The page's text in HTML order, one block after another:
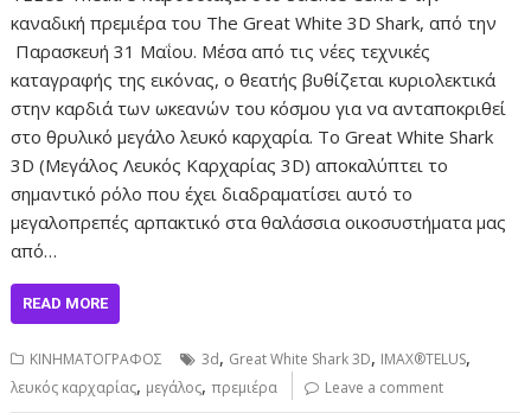
καναδική πρεμιέρα του The Great White 3D Shark, από την
Παρασκευή 31 Μαΐου. Μέσα από τις νέες τεχνικές
καταγραφής της εικόνας, ο θεατής βυθίζεται κυριολεκτικά
στην καρδιά των ωκεανών του κόσμου για να ανταποκριθεί
στο θρυλικό μεγάλο λευκό καρχαρία. Το Great White Shark
3D (Μεγάλος Λευκός Καρχαρίας 3D) αποκαλύπτει το
σημαντικό ρόλο που έχει διαδραματίσει αυτό το
μεγαλοπρεπές αρπακτικό στα θαλάσσια οικοσυστήματα μας
από…
READ MORE
ΚΙΝΗΜΑΤΟΓΡΑΦΟΣ 3d, Great White Shark 3D, IMAX®TELUS,
λευκός καρχαρίας, μεγάλος,πρεμιέρα Leave a comment